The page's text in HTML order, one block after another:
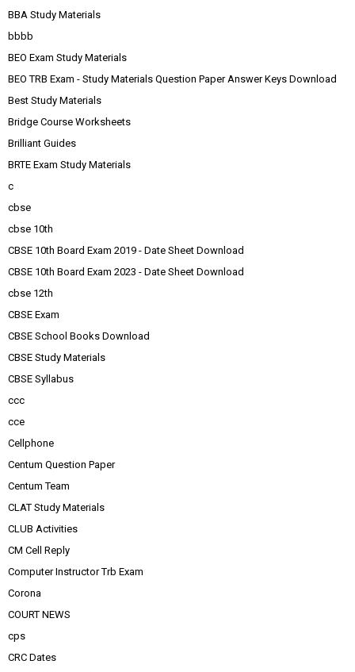
BBA Study Materials
bbbb
BEO Exam Study Materials
BEO TRB Exam - Study Materials Question Paper Answer Keys Download
Best Study Materials
Bridge Course Worksheets
Brilliant Guides
BRTE Exam Study Materials
c
cbse
cbse 10th
CBSE 10th Board Exam 2019 - Date Sheet Download
CBSE 10th Board Exam 2023 - Date Sheet Download
cbse 12th
CBSE Exam
CBSE School Books Download
CBSE Study Materials
CBSE Syllabus
ccc
cce
Cellphone
Centum Question Paper
Centum Team
CLAT Study Materials
CLUB Activities
CM Cell Reply
Computer Instructor Trb Exam
Corona
COURT NEWS
cps
CRC Dates